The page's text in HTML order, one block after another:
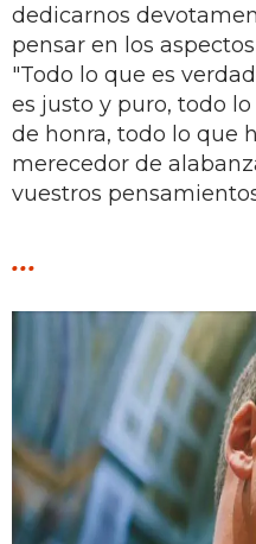
dedicarnos
pensar en los
"Todo lo que es
es justo y puro, todo
de honra, todo lo que
merecedor de
vuestros
...